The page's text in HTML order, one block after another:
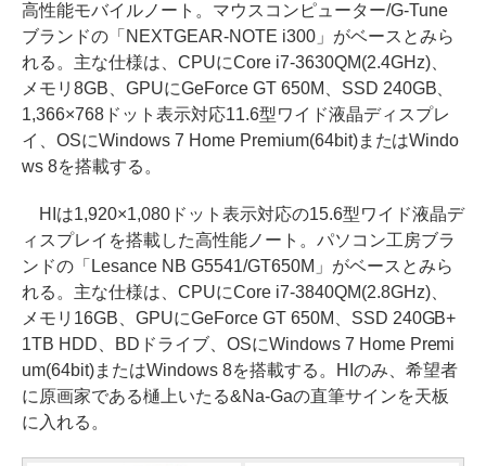
高性能モバイルノート。マウスコンピューター/G-Tune
ブランドの「NEXTGEAR-NOTE i300」がベースとみら
れる。主な仕様は、CPUにCore i7-3630QM(2.4GHz)、
メモリ8GB、GPUにGeForce GT 650M、SSD 240GB、
1,366×768ドット表示対応11.6型ワイド液晶ディスプレ
イ、OSにWindows 7 Home Premium(64bit)またはWindo
ws 8を搭載する。
HIは1,920×1,080ドット表示対応の15.6型ワイド液晶デ
ィスプレイを搭載した高性能ノート。パソコン工房ブラ
ンドの「Lesance NB G5541/GT650M」がベースとみら
れる。主な仕様は、CPUにCore i7-3840QM(2.8GHz)、
メモリ16GB、GPUにGeForce GT 650M、SSD 240GB+
1TB HDD、BDドライブ、OSにWindows 7 Home Premi
um(64bit)またはWindows 8を搭載する。HIのみ、希望者
に原画家である樋上いたる&Na-Gaの直筆サインを天板
に入れる。